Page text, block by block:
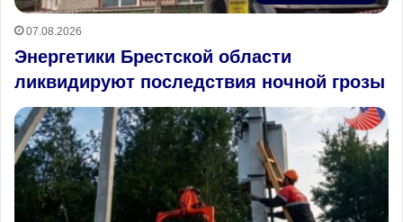
07.08.2026
Энергетики Брестской области
ликвидируют последствия ночной грозы